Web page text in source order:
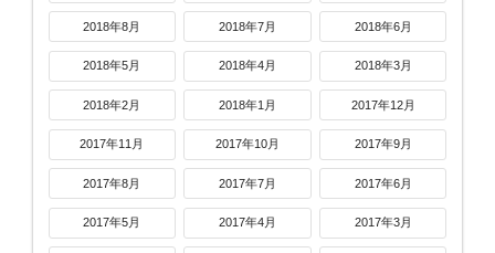
2018年8月 2018年7月 2018年6月
2018年5月 2018年4月 2018年3月
2018年2月 2018年1月 2017年12月
2017年11月 2017年10月 2017年9月
2017年8月 2017年7月 2017年6月
2017年5月 2017年4月 2017年3月